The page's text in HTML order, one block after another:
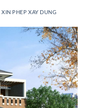
XIN PHEP XAY DUNG